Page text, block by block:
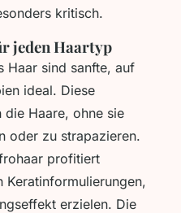
kritisch.
jeden Haartyp
Haar sind sanfte, auf
ideal. Diese
die Haare, ohne sie
oder zu strapazieren.
profitiert
Keratinformulierungen,
erzielen. Die